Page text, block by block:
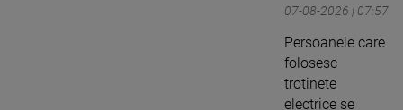
07-08-2026 | 07:57
Persoanele care
folosesc
trotinete
electrice se